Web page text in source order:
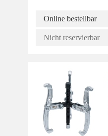
Online bestellbar
Nicht reservierbar